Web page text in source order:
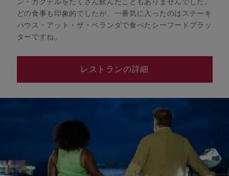
ン・カクテルをたくさん飲んだこともありませんでした。
どの食事も印象的でしたが、一番気に入ったのはステーキ
ハウス・アット・ザ・ベランダで食べたシーフードプラッ
ターですね。
レストランの詳細